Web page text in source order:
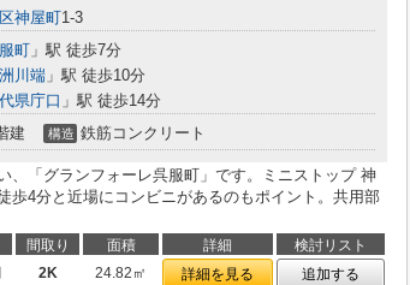
神屋町1-3
町 」駅 徒歩7分
川端 」駅 徒歩10分
県庁口 」駅 徒歩14分
建 構造 鉄筋コンクリート
、「グランフォーレ呉服町」です。ミニストップ 神
歩4分と近場にコンビニがあるのもポイント。共用部
間取り 面積 詳細
検討リスト
2K 24.82㎡ 詳細を見る 追加する